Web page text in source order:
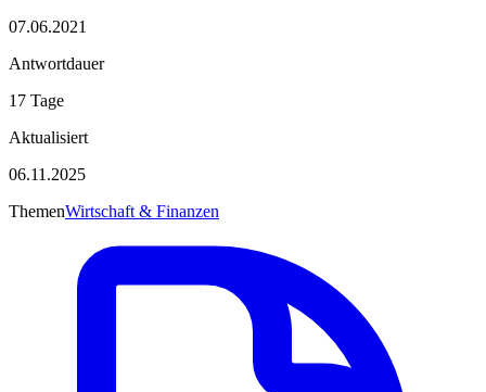
07.06.2021
Antwortdauer
17 Tage
Aktualisiert
06.11.2025
ThemenWirtschaft & Finanzen